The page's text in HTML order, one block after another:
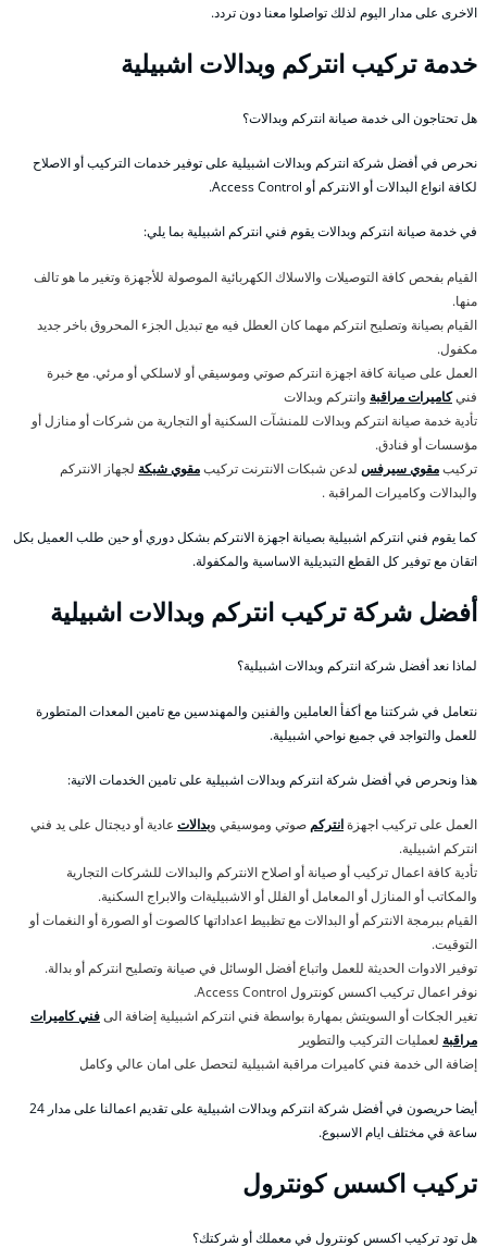
الاخرى على مدار اليوم لذلك تواصلوا معنا دون تردد.
خدمة تركيب انتركم وبدالات اشبيلية
هل تحتاجون الى خدمة صيانة انتركم وبدالات؟
نحرص في أفضل شركة انتركم وبدالات اشبيلية على توفير خدمات التركيب أو الاصلاح
لكافة انواع البدالات أو الانتركم أو Access Control.
في خدمة صيانة انتركم وبدالات يقوم فني انتركم اشبيلية بما يلي:
القيام بفحص كافة التوصيلات والاسلاك الكهربائية الموصولة للأجهزة وتغير ما هو تالف
منها.
القيام بصيانة وتصليح انتركم مهما كان العطل فيه مع تبديل الجزء المحروق باخر جديد
مكفول.
العمل على صيانة كافة اجهزة انتركم صوتي وموسيقي أو لاسلكي أو مرئي. مع خبرة
فنيكاميرات مراقبة وانتركم وبدالات
تأدية خدمة صيانة انتركم وبدالات للمنشآت السكنية أو التجارية من شركات أو منازل أو
مؤسسات أو فنادق.
تركيبمقوي سيرفس لدعن شبكات الانترنت تركيبمقوي شبكة لجهاز الانتركم
والبدالات وكاميرات المراقبة .
كما يقوم فني انتركم اشبيلية بصيانة اجهزة الانتركم بشكل دوري أو حين طلب العميل بكل
اتقان مع توفير كل القطع التبديلية الاساسية والمكفولة.
أفضل شركة تركيب انتركم وبدالات اشبيلية
لماذا نعد أفضل شركة انتركم وبدالات اشبيلية؟
نتعامل في شركتنا مع أكفأ العاملين والفنين والمهندسين مع تامين المعدات المتطورة
للعمل والتواجد في جميع نواحي اشبيلية.
هذا ونحرص في أفضل شركة انتركم وبدالات اشبيلية على تامين الخدمات الاتية:
العمل على تركيب اجهزةانتركم صوتي وموسيقي وبدالات عادية أو ديجتال على يد فني
انتركم اشبيلية.
تأدية كافة اعمال تركيب أو صيانة أو اصلاح الانتركم والبدالات للشركات التجارية
والمكاتب أو المنازل أو المعامل أو الفلل أو الاشبيليةات والابراج السكنية.
القيام ببرمجة الانتركم أو البدالات مع تظبيط اعداداتها كالصوت أو الصورة أو النغمات أو
التوقيت.
توفير الادوات الحديثة للعمل واتباع أفضل الوسائل في صيانة وتصليح انتركم أو بدالة.
نوفر اعمال تركيب اكسس كونترول Access Control.
تغير الجكات أو السويتش بمهارة بواسطة فني انتركم اشبيلية إضافة الىفني كاميرات
مراقبة لعمليات التركيب والتطوير
إضافة الى خدمة فني كاميرات مراقبة اشبيلية لتحصل على امان عالي وكامل
أيضا حريصون في أفضل شركة انتركم وبدالات اشبيلية على تقديم اعمالنا على مدار 24
ساعة في مختلف ايام الاسبوع.
تركيب اكسس كونترول
هل تود تركيب اكسس كونترول في معملك أو شركتك؟